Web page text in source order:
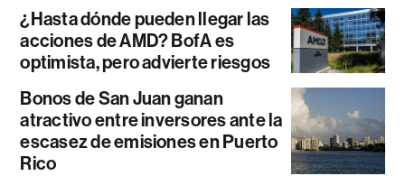
¿Hasta dónde pueden llegar las
acciones de AMD? BofA es
optimista, pero advierte riesgos
Bonos de San Juan ganan
atractivo entre inversores ante la
escasez de emisiones en Puerto
Rico